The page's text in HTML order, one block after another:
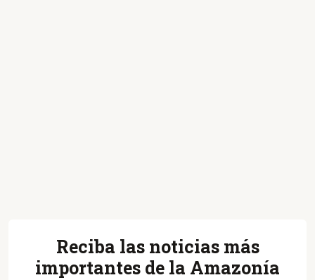
Reciba las noticias más
importantes de la Amazonía